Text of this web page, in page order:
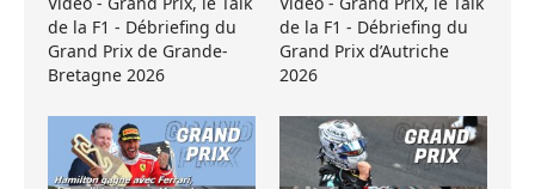
de la F1 - Débriefing du
Grand Prix de Grande-
Bretagne 2026
de la F1 - Débriefing du
Grand Prix d’Autriche
2026